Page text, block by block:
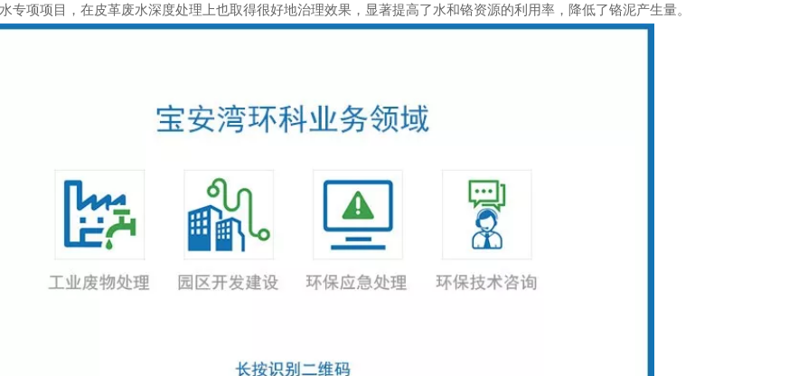
专项项目，在皮革废水深度处理上也取得很好地治理效果，显著提高了水和铬资源的利用率，降低了铬泥产生量。